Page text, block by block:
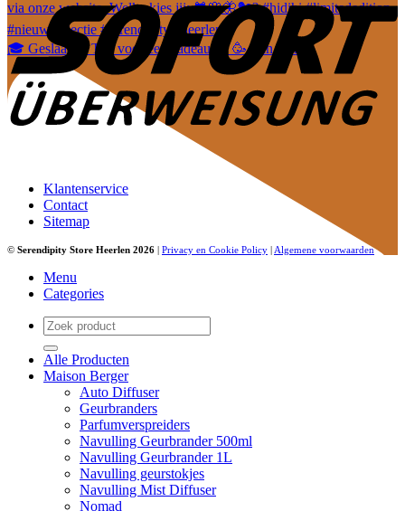
🎓 Geslaagd? Tijd voor een cadeautje! 🥳 Van leuke
Klantenservice
Contact
Sitemap
© Serendipity Store Heerlen 2026 | Privacy en Cookie Policy | Algemene voorwaarden
Menu
Categories
Zoeken
naar:
Alle Producten
Maison Berger
Auto Diffuser
Geurbranders
Parfumverspreiders
Navulling Geurbrander 500ml
Navulling Geurbrander 1L
Navulling geurstokjes
Navulling Mist Diffuser
Nomad